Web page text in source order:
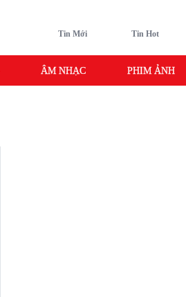
Tin Mới Tin Hot
ÂM NHẠC PHIM ẢNH